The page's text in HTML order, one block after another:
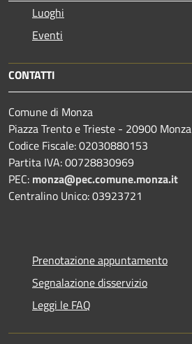
Luoghi
Eventi
CONTATTI
Comune di Monza
Piazza Trento e Trieste - 20900 Monza
Codice Fiscale: 02030880153
Partita IVA: 00728830969
PEC: monza@pec.comune.monza.it
Centralino Unico: 03923721
Prenotazione appuntamento
Segnalazione disservizio
Leggi le FAQ